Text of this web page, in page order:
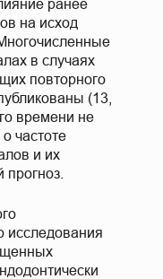
исследования
на исход
в случаях
повторного
(13,
времени не
частоте
и их